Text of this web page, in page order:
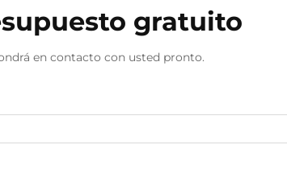
tratadas...
gratuito
en contacto con usted pronto.